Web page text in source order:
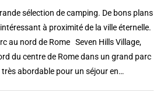
sélection de camping. De bons plans
à proximité de la ville éternelle.
au nord de Rome Seven Hills Village,
du centre de Rome dans un grand parc
abordable pour un séjour en…